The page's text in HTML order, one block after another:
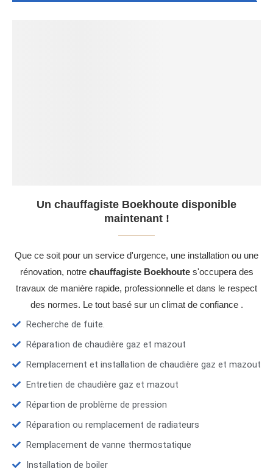
Un chauffagiste Boekhoute disponible
maintenant !
Que ce soit pour un service d'urgence, une installation ou une
rénovation, notre chauffagiste Boekhoutes'occupera des
travaux de manière rapide, professionnelle et dans le respect
des normes. Le tout basé sur un climat de confiance .
Recherche de fuite.
Réparation de chaudière gaz et mazout
Remplacement et installation de chaudière gaz et mazout
Entretien de chaudière gaz et mazout
Répartion de problème de pression
Réparation ou remplacement de radiateurs
Remplacement de vanne thermostatique
Installation de boiler